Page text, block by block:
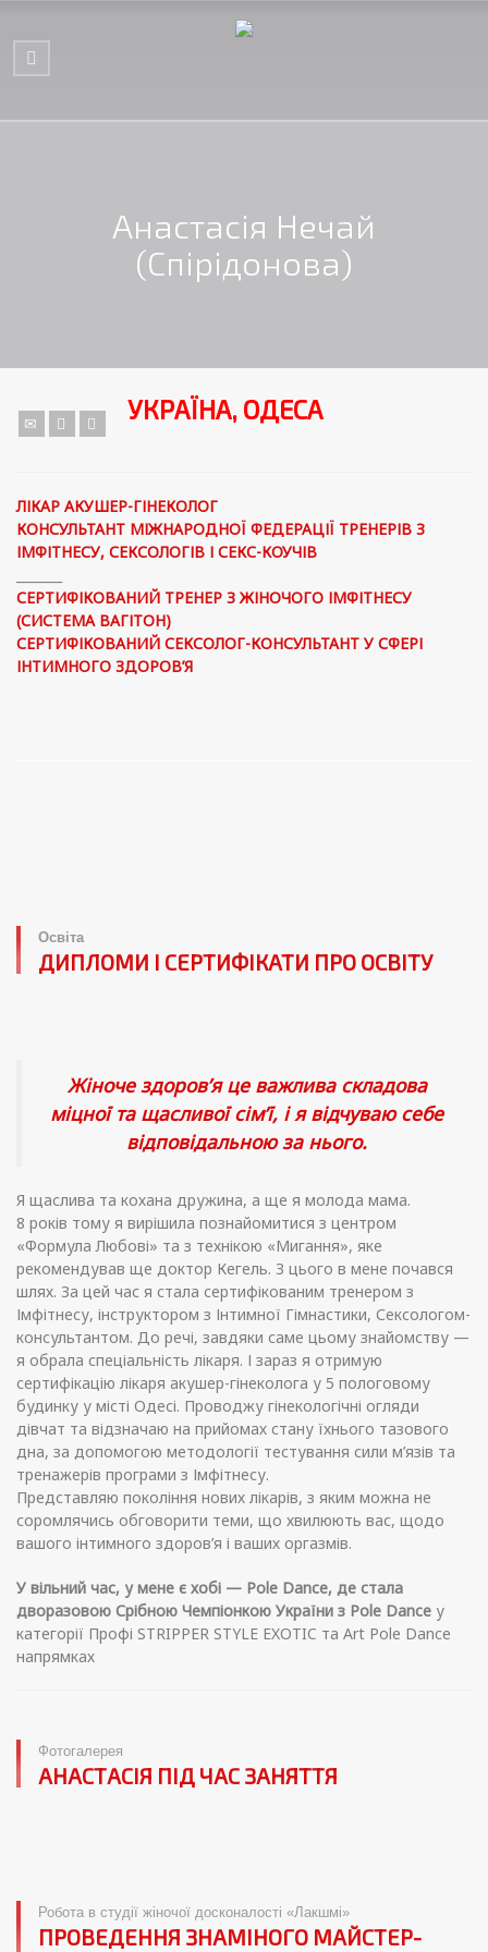
Анастасія Нечай
(Спірідонова)
УКРАЇНА, ОДЕСА
ЛІКАР АКУШЕР-ГІНЕКОЛОГ
КОНСУЛЬТАНТ МІЖНАРОДНОЇ ФЕДЕРАЦІЇ ТРЕНЕРІВ З
ІМФІТНЕСУ, СЕКСОЛОГІВ І СЕКС-КОУЧІВ
СЕРТИФІКОВАНИЙ ТРЕНЕР З ЖІНОЧОГО ІМФІТНЕСУ
(СИСТЕМА ВАГІТОН)
СЕРТИФІКОВАНИЙ СЕКСОЛОГ-КОНСУЛЬТАНТ У СФЕРІ
ІНТИМНОГО ЗДОРОВ’Я
Освіта
ДИПЛОМИ І СЕРТИФІКАТИ ПРО ОСВІТУ
Жіноче здоров’я це важлива складова
міцної та щасливої ​​сім’ї, і я відчуваю себе
відповідальною за нього.
Я щаслива та кохана дружина, а ще я молода мама.
8 років тому я вирішила познайомитися з центром
«Формула Любові» та з технікою «Мигання», яке
рекомендував ще доктор Кегель. З цього в мене почався
шлях. За цей час я стала сертифікованим тренером з
Імфітнесу, інструктором з Інтимної Гімнастики, Сексологом-
консультантом. До речі, завдяки саме цьому знайомству —
я обрала спеціальність лікаря. І зараз я отримую
сертифікацію лікаря акушер-гінеколога у 5 пологовому
будинку у місті Одесі. Проводжу гінекологічні огляди
дівчат та відзначаю на прийомах стану їхнього тазового
дна, за допомогою методології тестування сили м’язів та
тренажерів програми з Імфітнесу.
Представляю покоління нових лікарів, з яким можна не
соромлячись обговорити теми, що хвилюють вас, щодо
вашого інтимного здоров’я і ваших оргазмів.
У вільний час, у мене є хобі — Pole Dance, де стала
дворазовою Срібною Чемпіонкою України з Pole Dance у
категорії Профі STRIPPER STYLE EXOTIC та Art Pole Dance
напрямках
Фотогалерея
АНАСТАСІЯ ПІД ЧАС ЗАНЯТТЯ
Робота в студії жіночої досконалості «Лакшмі»
ПРОВЕДЕННЯ ЗНАМІНОГО МАЙСТЕР-